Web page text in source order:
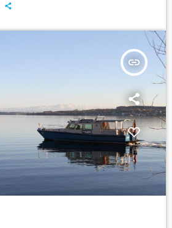
insert_link